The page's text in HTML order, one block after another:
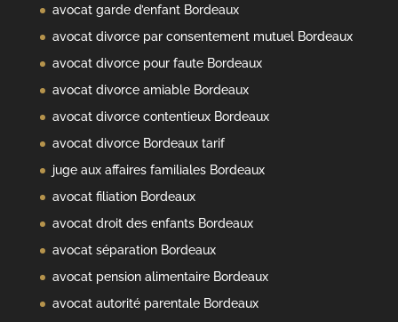
avocat garde d’enfant Bordeaux
avocat divorce par consentement mutuel Bordeaux
avocat divorce pour faute Bordeaux
avocat divorce amiable Bordeaux
avocat divorce contentieux Bordeaux
avocat divorce Bordeaux tarif
juge aux affaires familiales Bordeaux
avocat filiation Bordeaux
avocat droit des enfants Bordeaux
avocat séparation Bordeaux
avocat pension alimentaire Bordeaux
avocat autorité parentale Bordeaux